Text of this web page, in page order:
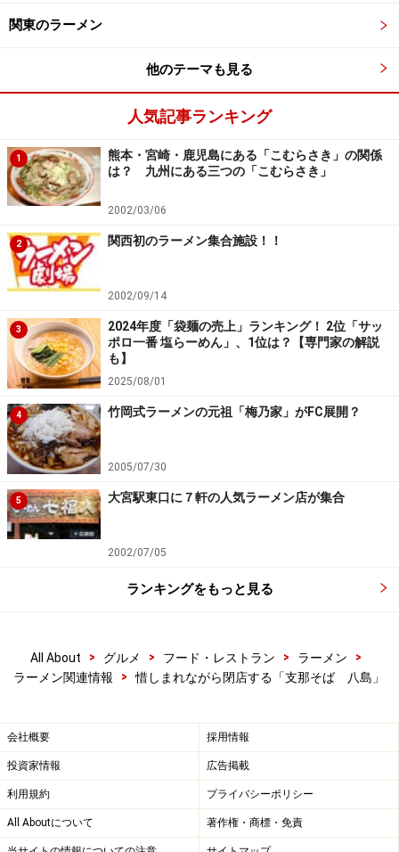
関東のラーメン
他のテーマも見る
人気記事ランキング
1
熊本・宮崎・鹿児島にある「こむらさき」の関係
は？ 九州にある三つの「こむらさき」
2002/03/06
2 関西初のラーメン集合施設！！
2002/09/14
3
2024年度「袋麺の売上」ランキング！ 2位「サッ
ポロ一番 塩らーめん」、1位は？【専門家の解説
も】
2025/08/01
4 竹岡式ラーメンの元祖「梅乃家」がFC展開？
2005/07/30
5 大宮駅東口に７軒の人気ラーメン店が集合
2002/07/05
ランキングをもっと見る
All About > グルメ > フード・レストラン > ラーメン
>
ラーメン関連情報
> 惜しまれながら閉店する「支那そば 八島」
会社概要 採用情報
投資家情報 広告掲載
利用規約 プライバシーポリシー
All Aboutについて 著作権・商標・免責